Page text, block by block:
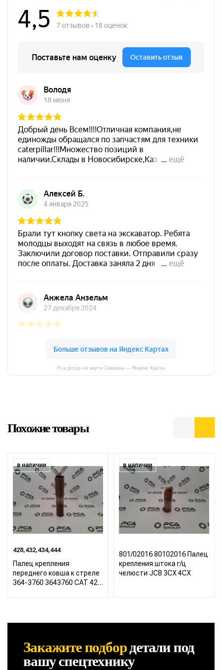
Pca group на карте Самары — Яндекс Карты
Похожие товары
в наличии
428,432,434,444
Палец крепления
переднего ковша к стреле
364-3760 3643760 CAT 428
в наличии
801/02016 80102016 Палец
крепления штока г/ц
челюсти JCB 3CX 4CX
Закажите подбордеталипод
вашу спецтехнику